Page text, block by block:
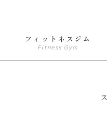
フィットネスジム
Fitness Gym